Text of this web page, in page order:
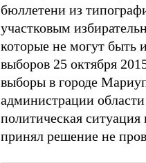
бюллетени из
участковым
которые не могут быть
выборов 25 октября
выборы в городе
администрации
политическая
принял решение не